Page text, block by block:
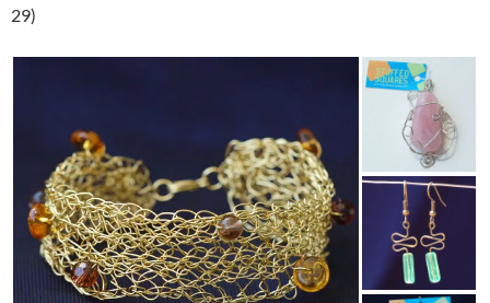
29)